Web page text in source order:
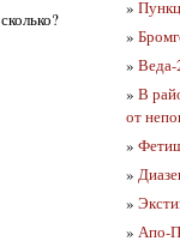
»
»
» Веда-
» В
от
»
»
»
» Апо-